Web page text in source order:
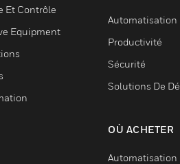
Et Contrôle
Equipment
Automatisation
Productivité
Sécurité
Solutions De
OÙ ACHETER
Automatisation